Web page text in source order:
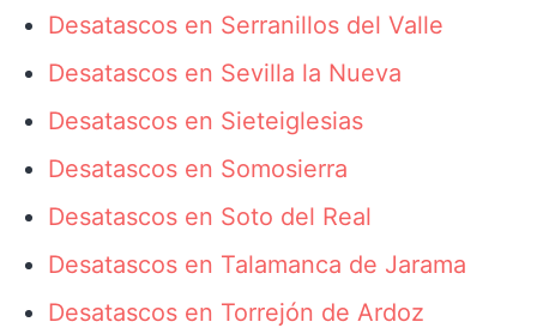
Desatascos en Serranillos del Valle
Desatascos en Sevilla la Nueva
Desatascos en Sieteiglesias
Desatascos en Somosierra
Desatascos en Soto del Real
Desatascos en Talamanca de Jarama
Desatascos en Torrejón de Ardoz